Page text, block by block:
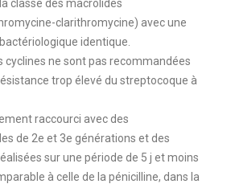
classe des macrolides
clarithromycine) avec une
identique.
cyclines ne sont pas recommandées
trop élevé du streptocoque à
raccourci avec des
de 2e et 3e générations et des
sur une période de 5 j et moins
à celle de la pénicilline, dans la